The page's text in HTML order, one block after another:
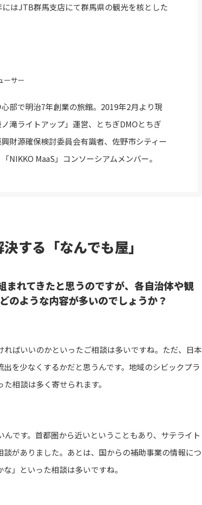
はJTB群馬支店にて群馬県の観光を核とした
ーサー
部で明治7年創業の旅館。2019年2月より現
滝ライトアップ」運営、とちぎDMOとちぎ
財源確保検討委員会有識者、佐野市シティー
NIKKO MaaS」コンソーシアムメンバー。
する「なんでも屋」
れてきたと思うのですが、各自治体や観
のような内容が多いのでしょうか？
ばいいのかといったご相談は多いですね。ただ、日本
を少なくするかだと思うんです。地域のシビックプラ
相談は多く寄せられます。
です。首都圏から近いということもあり、サテライト
がありました。あとは、国からの補助事業の情報につ
」といった相談は多いですね。